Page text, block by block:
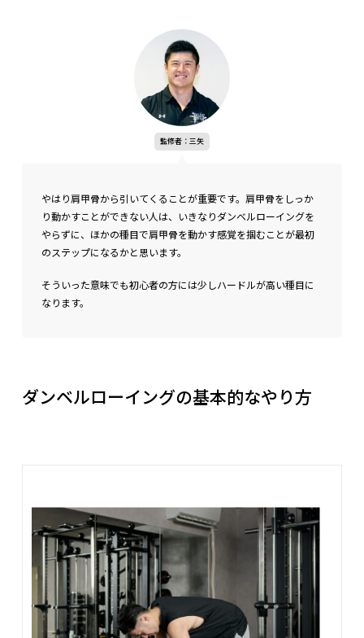
監修者：三矢
やはり肩甲骨から引いてくることが重要です。肩甲骨をしっか
り動かすことができない人は、いきなりダンベルローイングを
やらずに、ほかの種目で肩甲骨を動かす感覚を掴むことが最初
のステップになるかと思います。
そういった意味でも初心者の方には少しハードルが高い種目に
なります。
ダンベルローイングの基本的なやり方